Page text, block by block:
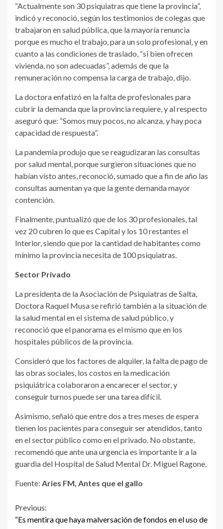
“Actualmente son 30 psiquiatras que tiene la provincia”,
indicó y reconoció, según los testimonios de colegas que
trabajaron en salud pública, que la mayoría renuncia
porque es mucho el trabajo, para un solo profesional, y en
cuanto a las condiciones de traslado, “si bien ofrecen
vivienda, no son adecuadas”, además de que la
remuneración no compensa la carga de trabajo, dijo.
La doctora enfatizó en la falta de profesionales para
cubrir la demanda que la provincia requiere, y al respecto
aseguró que: “Somos muy pocos, no alcanza, y hay poca
capacidad de respuesta”.
La pandemia produjo que se reagudizaran las consultas
por salud mental, porque surgieron situaciones que no
habían visto antes, reconoció, sumado que a fin de año las
consultas aumentan ya que la gente demanda mayor
contención.
Finalmente, puntualizó que de los 30 profesionales, tal
vez 20 cubren lo que es Capital y los 10 restantes el
Interior, siendo que por la cantidad de habitantes como
mínimo la provincia necesita de 100 psiquiatras.
Sector Privado
La presidenta de la Asociación de Psiquiatras de Salta,
Doctora Raquel Musa se refirió también a la situación de
la salud mental en el sistema de salud público, y
reconoció que el panorama es el mismo que en los
hospitales públicos de la provincia.
Consideró que los factores de alquiler, la falta de pago de
las obras sociales, los costos en la medicación
psiquiátrica colaboraron a encarecer el sector, y
conseguir turnos puede ser una tarea difícil.
Asimismo, señaló que entre dos a tres meses de espera
tienen los pacientes para conseguir ser atendidos, tanto
en el sector público como en el privado. No obstante,
recomendó que ante una urgencia es importante ir a la
guardia del Hospital de Salud Mental Dr. Miguel Ragone.
Fuente: Aries FM, Antes que el gallo
Continue
Previous:
“Es mentira que haya malversación de fondos en el uso de